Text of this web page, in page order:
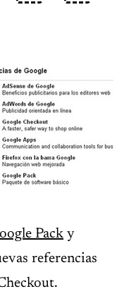
Pack y
referencias